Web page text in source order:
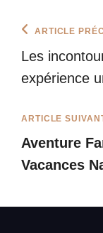
Navigation
de
l’article
Previous
ARTICLE
Les
expérience
Next
Post
ARTICLE
Aventure
Vacances